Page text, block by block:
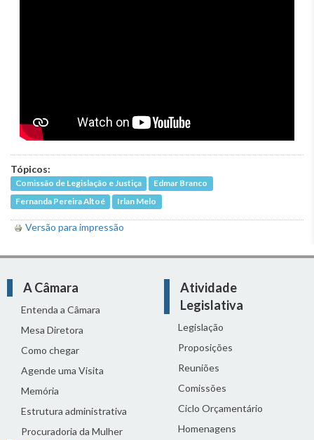
Tópicos:
Comissão de Legislação e Justiça
Edmar Branco
Fernanda Pereira Altoé
Irlan Melo
Versão para impressão
A Câmara
Entenda a Câmara
Mesa Diretora
Como chegar
Agende uma Visita
Memória
Estrutura administrativa
Procuradoria da Mulher
Atividade
Legislativa
Legislação
Proposições
Reuniões
Comissões
Ciclo Orçamentário
Homenagens